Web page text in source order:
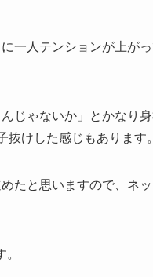
一人テンションが上が
じゃないか」とかなり
けした感じもあります。
たと思いますので、ネ